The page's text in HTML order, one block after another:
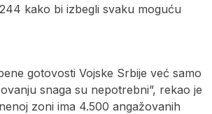
kako bi izbegli svaku moguću
gotovosti Vojske Srbije već samo
snaga su nepotrebni”, rekao je
zoni ima 4.500 angažovanih